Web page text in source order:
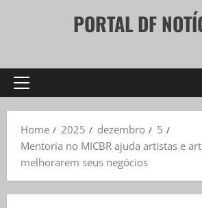
PORTAL DF
Primary
Home
2025 dezembro
5
Mentoria no MICBR ajuda artistas e
melhorarem seus negócios